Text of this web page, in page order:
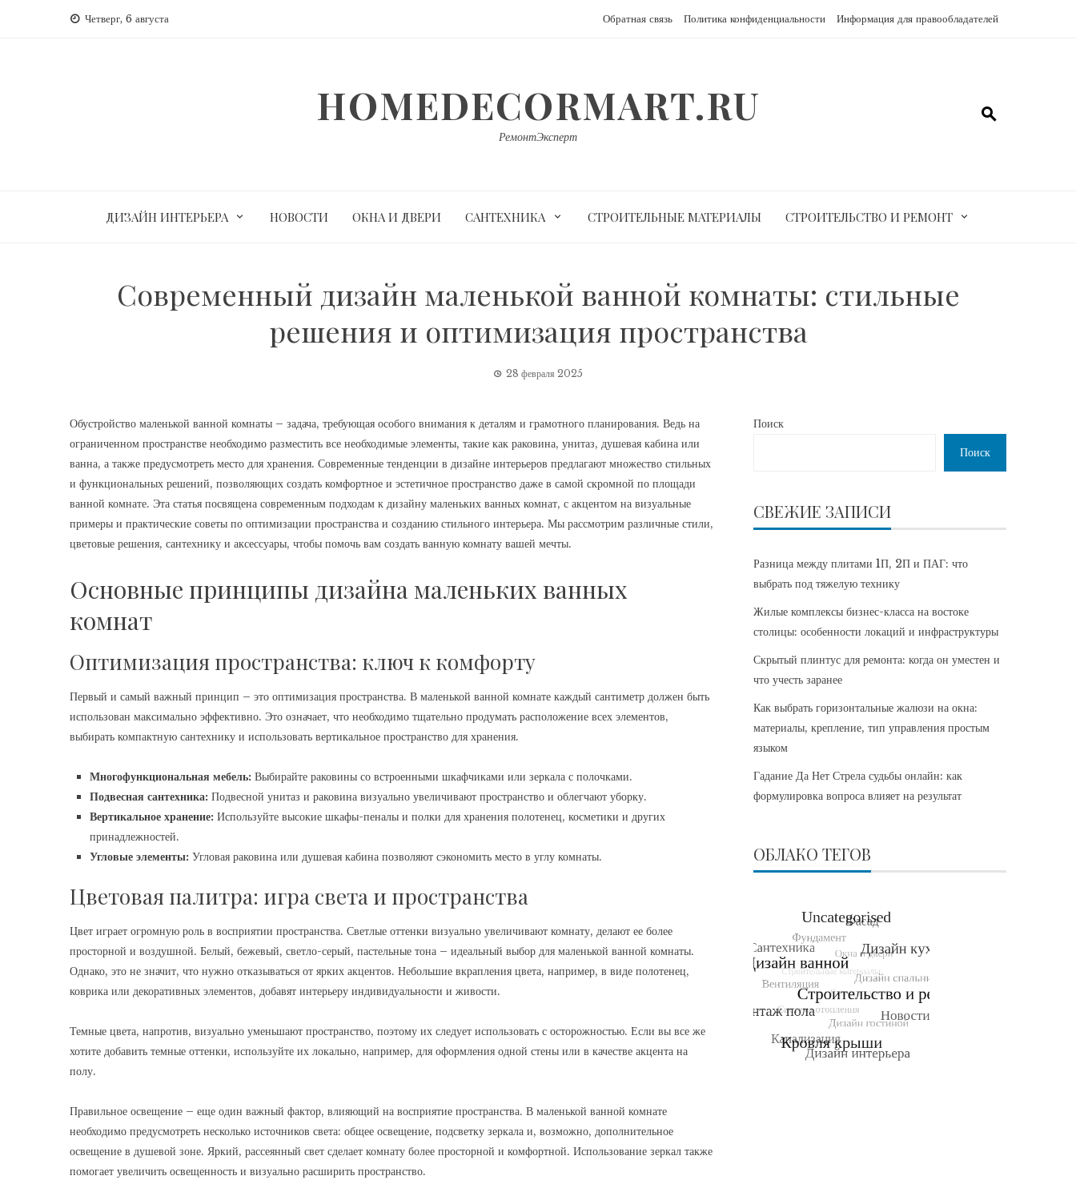
Четверг, 6 августа Обратная связь Политика конфиденциальности Информация для правообладателей
HOMEDECORMART.RU
РемонтЭксперт
ДИЗАЙН ИНТЕРЬЕРА НОВОСТИ ОКНА И ДВЕРИ САНТЕХНИКА СТРОИТЕЛЬНЫЕ МАТЕРИАЛЫ СТРОИТЕЛЬСТВО И РЕМОНТ
Современный дизайн маленькой ванной комнаты: стильные
решения и оптимизация пространства
28 февраля 2025
Обустройство маленькой ванной комнаты – задача, требующая особого внимания к деталям и грамотного планирования. Ведь на
ограниченном пространстве необходимо разместить все необходимые элементы, такие как раковина, унитаз, душевая кабина или
ванна, а также предусмотреть место для хранения. Современные тенденции в дизайне интерьеров предлагают множество стильных
и функциональных решений, позволяющих создать комфортное и эстетичное пространство даже в самой скромной по площади
ванной комнате. Эта статья посвящена современным подходам к дизайну маленьких ванных комнат, с акцентом на визуальные
примеры и практические советы по оптимизации пространства и созданию стильного интерьера. Мы рассмотрим различные стили,
цветовые решения, сантехнику и аксессуары, чтобы помочь вам создать ванную комнату вашей мечты.
Основные принципы дизайна маленьких ванных
комнат
Оптимизация пространства: ключ к комфорту
Первый и самый важный принцип – это оптимизация пространства. В маленькой ванной комнате каждый сантиметр должен быть
использован максимально эффективно. Это означает, что необходимо тщательно продумать расположение всех элементов,
выбирать компактную сантехнику и использовать вертикальное пространство для хранения.
Многофункциональная мебель: Выбирайте раковины со встроенными шкафчиками или зеркала с полочками.
Подвесная сантехника: Подвесной унитаз и раковина визуально увеличивают пространство и облегчают уборку.
Вертикальное хранение: Используйте высокие шкафы-пеналы и полки для хранения полотенец, косметики и других
принадлежностей.
Угловые элементы: Угловая раковина или душевая кабина позволяют сэкономить место в углу комнаты.
Цветовая палитра: игра света и пространства
Цвет играет огромную роль в восприятии пространства. Светлые оттенки визуально увеличивают комнату, делают ее более
просторной и воздушной. Белый, бежевый, светло-серый, пастельные тона – идеальный выбор для маленькой ванной комнаты.
Однако, это не значит, что нужно отказываться от ярких акцентов. Небольшие вкрапления цвета, например, в виде полотенец,
коврика или декоративных элементов, добавят интерьеру индивидуальности и живости.
Темные цвета, напротив, визуально уменьшают пространство, поэтому их следует использовать с осторожностью. Если вы все же
хотите добавить темные оттенки, используйте их локально, например, для оформления одной стены или в качестве акцента на
полу.
Правильное освещение – еще один важный фактор, влияющий на восприятие пространства. В маленькой ванной комнате
необходимо предусмотреть несколько источников света: общее освещение, подсветку зеркала и, возможно, дополнительное
освещение в душевой зоне. Яркий, рассеянный свет сделает комнату более просторной и комфортной. Использование зеркал также
помогает увеличить освещенность и визуально расширить пространство.
Поиск
Поиск
СВЕЖИЕ ЗАПИСИ
Разница между плитами 1П, 2П и ПАГ: что
выбрать под тяжелую технику
Жилые комплексы бизнес-класса на востоке
столицы: особенности локаций и инфраструктуры
Скрытый плинтус для ремонта: когда он уместен и
что учесть заранее
Как выбрать горизонтальные жалюзи на окна:
материалы, крепление, тип управления простым
языком
Гадание Да Нет Стрела судьбы онлайн: как
формулировка вопроса влияет на результат
ОБЛАКО ТЕГОВ